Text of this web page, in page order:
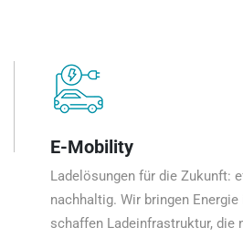
E-Mobility
Ladelösungen für die Zukunft:
nachhaltig. Wir bringen Energie
schaffen Ladeinfrastruktur, die